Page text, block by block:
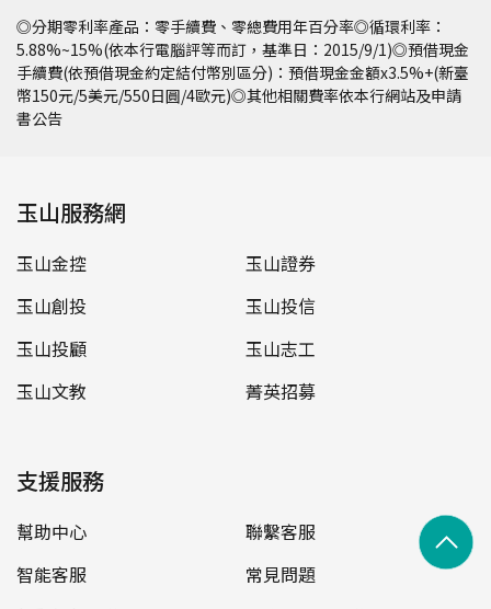
◎分期零利率產品：零手續費、零總費用年百分率◎循環利率：
5.88%~15%(依本行電腦評等而訂，基準日：2015/9/1)◎預借現金
手續費(依預借現金約定結付幣別區分)：預借現金金額x3.5%+(新臺
幣150元/5美元/550日圓/4歐元)◎其他相關費率依本行網站及申請
書公告
玉山服務網
玉山金控
玉山證券
玉山創投
玉山投信
玉山投顧
玉山志工
玉山文教
菁英招募
支援服務
幫助中心
聯繫客服
智能客服
常見問題